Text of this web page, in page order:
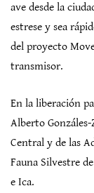
ave desde la
estrese y sea
del proyecto
transmisor.
En la liberación
Alberto Gonzáles-
Central y de las
Fauna Silvestre
e Ica.